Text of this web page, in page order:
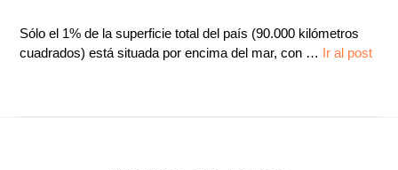
Sólo el 1% de la superficie total del país (90.000 kilómetros
cuadrados) está situada por encima del mar, con … Ir al post